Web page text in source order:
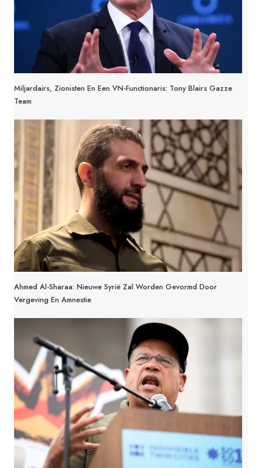
Miljardairs, Zionisten En Een VN-Functionaris: Tony Blairs Gazze
Team
Ahmed Al-Sharaa: Nieuwe Syrië Zal Worden Gevormd Door
Vergeving En Amnestie